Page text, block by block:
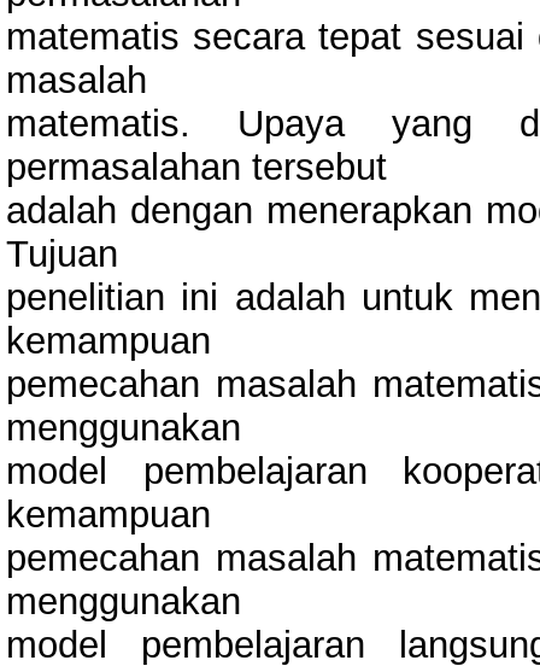
matematis secara tepat
masalah
matematis. Upaya yang
permasalahan tersebut
adalah dengan menerapkan
Tujuan
penelitian ini adalah untuk
kemampuan
pemecahan masalah
menggunakan
model pembelajaran
kemampuan
pemecahan masalah
menggunakan
model pembelajaran